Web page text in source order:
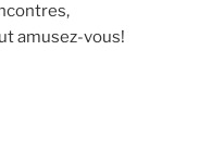
amusez-vous!